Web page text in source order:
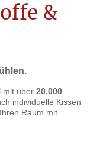
&
mit über 20.000
individuelle Kissen
Raum mit